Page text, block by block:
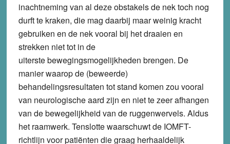
inachtneming van al deze obstakels de nek toch nog
durft te kraken, die mag daarbij maar weinig kracht
gebruiken en de nek vooral bij het draaien en
strekken niet tot in de
uiterste bewegingsmogelijkheden brengen. De
manier waarop de (beweerde)
behandelingsresultaten tot stand komen zou vooral
van neurologische aard zijn en niet te zeer afhangen
van de bewegelijkheid van de ruggenwervels. Aldus
het raamwerk. Tenslotte waarschuwt de IOMFT-
richtlijn voor patiënten die graag herhaaldelijk